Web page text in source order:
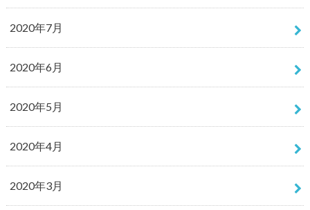
2020年7月
2020年6月
2020年5月
2020年4月
2020年3月